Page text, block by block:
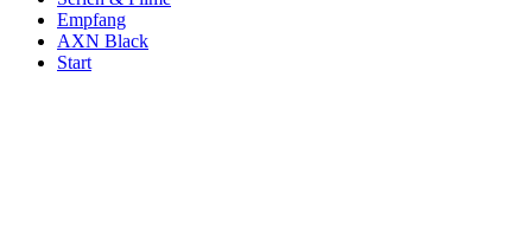
Empfang
AXN Black
Start